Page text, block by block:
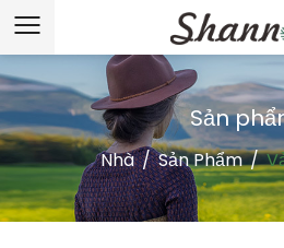
Sản
Nhà/Sản Phẩm/